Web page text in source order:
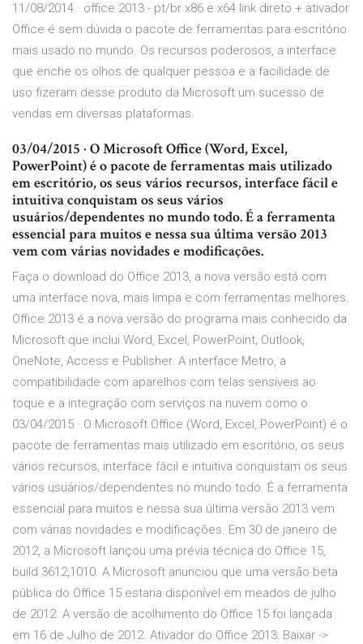
11/08/2014 · office 2013 - pt/br x86 e x64 link direto + ativador
Office é sem dúvida o pacote de ferramentas para escritório
mais usado no mundo. Os recursos poderosos, a interface
que enche os olhos de qualquer pessoa e a facilidade de
uso fizeram desse produto da Microsoft um sucesso de
vendas em diversas plataformas.
03/04/2015 · O Microsoft Office (Word, Excel,
PowerPoint) é o pacote de ferramentas mais utilizado
em escritório, os seus vários recursos, interface fácil e
intuitiva conquistam os seus vários
usuários/dependentes no mundo todo. É a ferramenta
essencial para muitos e nessa sua última versão 2013
vem com várias novidades e modificações.
Faça o download do Office 2013, a nova versão está com
uma interface nova, mais limpa e com ferramentas melhores.
Office 2013 é a nova versão do programa mais conhecido da
Microsoft que inclui Word, Excel, PowerPoint, Outlook,
OneNote, Access e Publisher. A interface Metro, a
compatibilidade com aparelhos com telas sensíveis ao
toque e a integração com serviços na nuvem como o
03/04/2015 · O Microsoft Office (Word, Excel, PowerPoint) é o
pacote de ferramentas mais utilizado em escritório, os seus
vários recursos, interface fácil e intuitiva conquistam os seus
vários usuários/dependentes no mundo todo. É a ferramenta
essencial para muitos e nessa sua última versão 2013 vem
com várias novidades e modificações. Em 30 de janeiro de
2012, a Microsoft lançou uma prévia técnica do Office 15,
build 3612,1010. A Microsoft anunciou que uma versão beta
pública do Office 15 estaria disponível em meados de julho
de 2012. A versão de acolhimento do Office 15 foi lançada
em 16 de Julho de 2012. Ativador do Office 2013: Baixar ->